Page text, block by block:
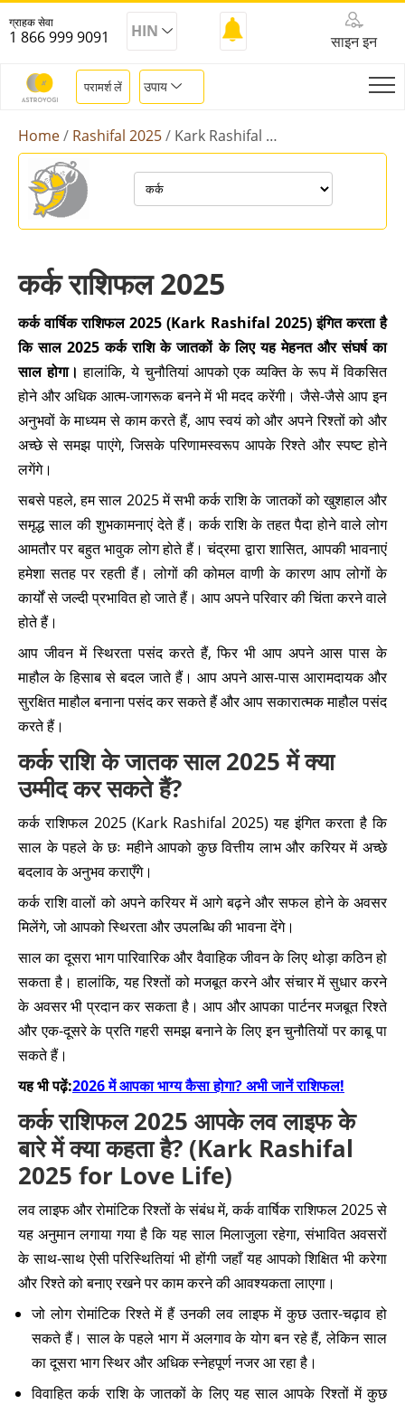
ग्राहक सेवा
1 866 999 9091 HIN
साइन इन
परामर्श लें उपाय
Home Rashifal 2025 Kark Rashifal 2025
कर्क राशिफल 2025
कर्क वार्षिक राशिफल 2025 (Kark Rashifal 2025) इंगित करता है
कि साल 2025 कर्क राशि के जातकों के लिए यह मेहनत और संघर्ष का
साल होगा।हालांकि, ये चुनौतियां आपको एक व्यक्ति के रूप में विकसित
होने और अधिक आत्म-जागरूक बनने में भी मदद करेंगी। जैसे-जैसे आप इन
अनुभवों के माध्यम से काम करते हैं, आप स्वयं को और अपने रिश्तों को और
अच्छे से समझ पाएंगे, जिसके परिणामस्वरूप आपके रिश्ते और स्पष्ट होने
लगेंगे।
सबसे पहले, हम साल 2025 में सभी कर्क राशि के जातकों को खुशहाल और
समृद्ध साल की शुभकामनाएं देते हैं। कर्क राशि के तहत पैदा होने वाले लोग
आमतौर पर बहुत भावुक लोग होते हैं। चंद्रमा द्वारा शासित, आपकी भावनाएं
हमेशा सतह पर रहती हैं। लोगों की कोमल वाणी के कारण आप लोगों के
कार्यों से जल्दी प्रभावित हो जाते हैं। आप अपने परिवार की चिंता करने वाले
होते हैं।
आप जीवन में स्थिरता पसंद करते हैं, फिर भी आप अपने आस पास के
माहौल के हिसाब से बदल जाते हैं। आप अपने आस-पास आरामदायक और
सुरक्षित माहौल बनाना पसंद कर सकते हैं और आप सकारात्मक माहौल पसंद
करते हैं।
कर्क राशि के जातक साल 2025 में क्या
उम्मीद कर सकते हैं?
कर्क राशिफल 2025 (Kark Rashifal 2025) यह इंगित करता है कि
साल के पहले के छः महीने आपको कुछ वित्तीय लाभ और करियर में अच्छे
बदलाव के अनुभव कराएँगे।
कर्क राशि वालों को अपने करियर में आगे बढ़ने और सफल होने के अवसर
मिलेंगे, जो आपको स्थिरता और उपलब्धि की भावना देंगे।
साल का दूसरा भाग पारिवारिक और वैवाहिक जीवन के लिए थोड़ा कठिन हो
सकता है। हालांकि, यह रिश्तों को मजबूत करने और संचार में सुधार करने
के अवसर भी प्रदान कर सकता है। आप और आपका पार्टनर मजबूत रिश्ते
और एक-दूसरे के प्रति गहरी समझ बनाने के लिए इन चुनौतियों पर काबू पा
सकते हैं।
यह भी पढ़ें:2026 में आपका भाग्य कैसा होगा? अभी जानें राशिफल!
कर्क राशिफल 2025 आपके लव लाइफ के
बारे में क्या कहता है? (Kark Rashifal
2025 for Love Life)
लव लाइफ और रोमांटिक रिश्तों के संबंध में, कर्क वार्षिक राशिफल 2025 से
यह अनुमान लगाया गया है कि यह साल मिलाजुला रहेगा, संभावित अवसरों
के साथ-साथ ऐसी परिस्थितियां भी होंगी जहाँ यह आपको शिक्षित भी करेगा
और रिश्ते को बनाए रखने पर काम करने की आवश्यकता लाएगा।
जो लोग रोमांटिक रिश्ते में हैं उनकी लव लाइफ में कुछ उतार-चढ़ाव हो
सकते हैं। साल के पहले भाग में अलगाव के योग बन रहे हैं, लेकिन साल
का दूसरा भाग स्थिर और अधिक स्नेहपूर्ण नजर आ रहा है।
विवाहित कर्क राशि के जातकों के लिए यह साल आपके रिश्तों में कुछ